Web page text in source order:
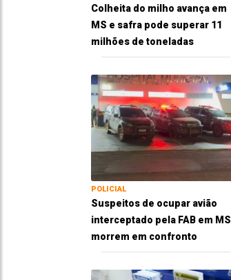
Colheita do milho avança em
MS e safra pode superar 11
milhões de toneladas
POLICIAL
Suspeitos de ocupar avião
interceptado pela FAB em MS
morrem em confronto